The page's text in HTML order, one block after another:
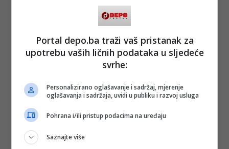
Portal depo.ba traži vaš pristanak za
upotrebu vaših ličnih podataka u sljedeće
svrhe:
Personalizirano oglašavanje i sadržaj, mjerenje
oglašavanja i sadržaja, uvidi u publiku i razvoj usluga
Pohrana i/ili pristup podacima na uređaju
Saznajte više